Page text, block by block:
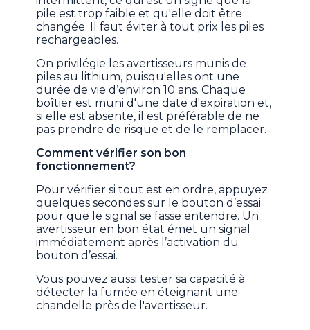
pile est trop faible et qu'elle doit être
changée. Il faut éviter à tout prix les piles
rechargeables.
On privilégie les avertisseurs munis de
piles au lithium, puisqu'elles ont une
durée de vie d’environ 10 ans. Chaque
boîtier est muni d'une date d'expiration et,
si elle est absente, il est préférable de ne
pas prendre de risque et de le remplacer.
Comment vérifier son bon
fonctionnement?
Pour vérifier si tout est en ordre, appuyez
quelques secondes sur le bouton d’essai
pour que le signal se fasse entendre. Un
avertisseur en bon état émet un signal
immédiatement après l’activation du
bouton d’essai.
Vous pouvez aussi tester sa capacité à
détecter la fumée en éteignant une
chandelle près de l'avertisseur.